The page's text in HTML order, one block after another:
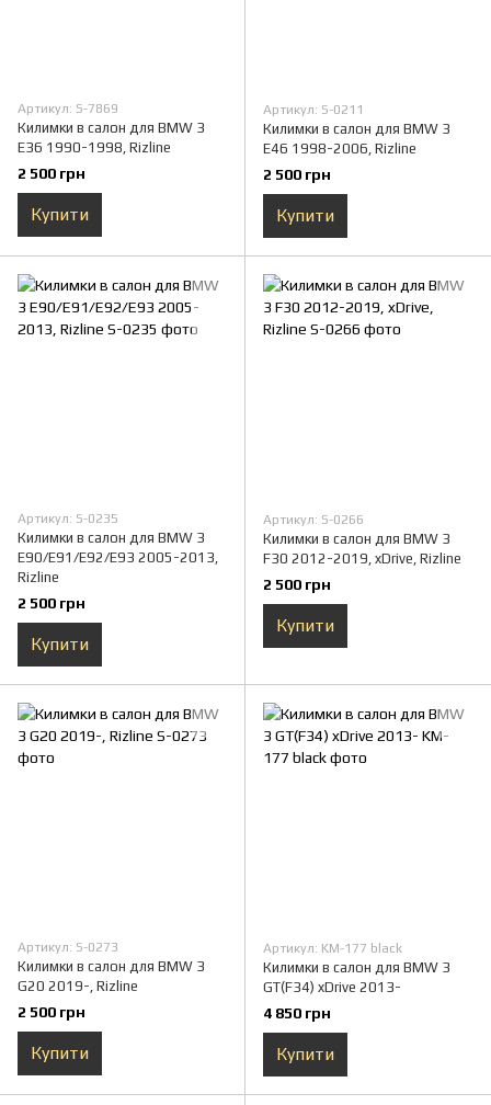
Артикул: S-7869
Килимки в салон для BMW 3
E36 1990-1998, Rizline
2 500 грн
Купити
Артикул: S-0211
Килимки в салон для BMW 3
E46 1998-2006, Rizline
2 500 грн
Купити
Артикул: S-0235
Килимки в салон для BMW 3
E90/E91/E92/E93 2005-2013,
Rizline
2 500 грн
Купити
Артикул: S-0266
Килимки в салон для BMW 3
F30 2012-2019, xDrive, Rizline
2 500 грн
Купити
Артикул: S-0273
Килимки в салон для BMW 3
G20 2019-, Rizline
2 500 грн
Купити
Артикул: KM-177 black
Килимки в салон для BMW 3
GT(F34) xDrive 2013-
4 850 грн
Купити